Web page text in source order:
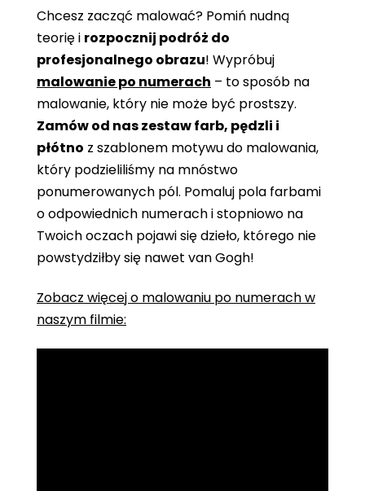
Chcesz zacząć malować? Pomiń nudną
teorię i rozpocznij podróż do
profesjonalnego obrazu! Wypróbuj
malowanie po numerach – to sposób na
malowanie, który nie może być prostszy.
Zamów od nas zestaw farb, pędzli i
płótno z szablonem motywu do malowania,
który podzieliliśmy na mnóstwo
ponumerowanych pól. Pomaluj pola farbami
o odpowiednich numerach i stopniowo na
Twoich oczach pojawi się dzieło, którego nie
powstydziłby się nawet van Gogh!
Zobacz więcej o malowaniu po numerach w
naszym filmie: